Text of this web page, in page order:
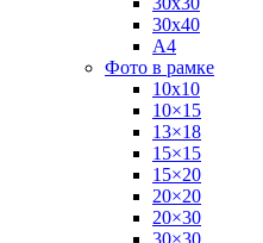
30х40
А4
Фото в рамке
10х10
10×15
13×18
15×15
15×20
20×20
20×30
30×30